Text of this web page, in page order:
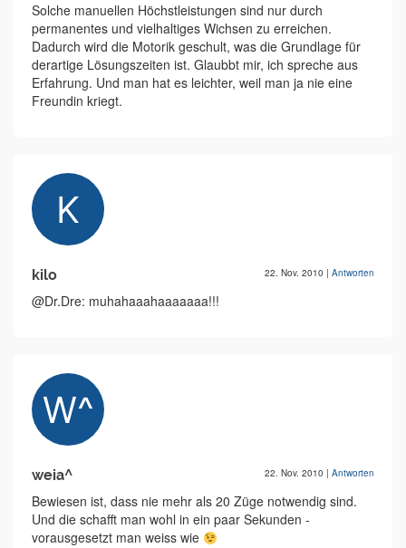
Solche manuellen Höchstleistungen sind nur durch
permanentes und vielhaltiges Wichsen zu erreichen.
Dadurch wird die Motorik geschult, was die Grundlage für
derartige Lösungszeiten ist. Glaubbt mir, ich spreche aus
Erfahrung. Und man hat es leichter, weil man ja nie eine
Freundin kriegt.
kilo 22. Nov. 2010 | Antworten
@Dr.Dre: muhahaaahaaaaaaa!!!
weia^ 22. Nov. 2010 | Antworten
Bewiesen ist, dass nie mehr als 20 Züge notwendig sind.
Und die schafft man wohl in ein paar Sekunden -
vorausgesetzt man weiss wie